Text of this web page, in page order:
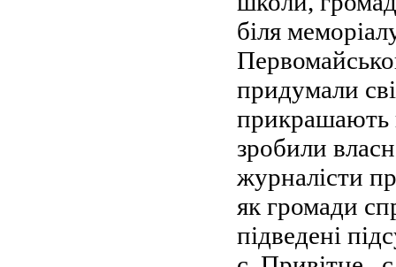
біля
придумали
прикрашають
зробили
журналісти
як громади
підведені